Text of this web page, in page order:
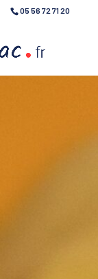
05 56 72 71 20